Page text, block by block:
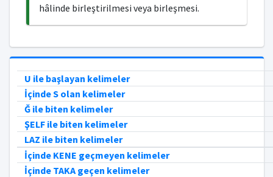
hâlinde birleştirilmesi veya birleşmesi.
U ile başlayan kelimeler
İçinde S olan kelimeler
Ğ ile biten kelimeler
ŞELF ile biten kelimeler
LAZ ile biten kelimeler
İçinde KENE geçmeyen kelimeler
İçinde TAKA geçen kelimeler